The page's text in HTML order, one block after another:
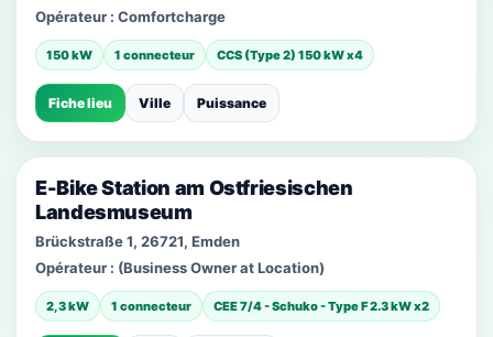
Opérateur : Comfortcharge
150 kW 1 connecteur CCS (Type 2) 150 kW x4
Fiche lieu Ville Puissance
E-Bike Station am Ostfriesischen
Landesmuseum
Brückstraße 1, 26721, Emden
Opérateur : (Business Owner at Location)
2,3 kW 1 connecteur CEE 7/4 - Schuko - Type F 2.3 kW x2